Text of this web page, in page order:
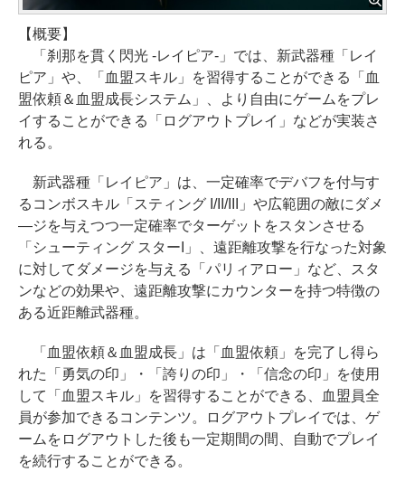
【概要】
「刹那を貫く閃光 -レイピア-」では、新武器種「レイ
ピア」や、「血盟スキル」を習得することができる「血
盟依頼＆血盟成長システム」、より自由にゲームをプレ
イすることができる「ログアウトプレイ」などが実装さ
れる。
新武器種「レイピア」は、一定確率でデバフを付与す
るコンボスキル「スティング I/II/III」や広範囲の敵にダメ
―ジを与えつつ一定確率でターゲットをスタンさせる
「シューティング スターI」、遠距離攻撃を行なった対象
に対してダメージを与える「パリィアロー」など、スタ
ンなどの効果や、遠距離攻撃にカウンターを持つ特徴の
ある近距離武器種。
「血盟依頼＆血盟成長」は「血盟依頼」を完了し得ら
れた「勇気の印」・「誇りの印」・「信念の印」を使用
して「血盟スキル」を習得することができる、血盟員全
員が参加できるコンテンツ。ログアウトプレイでは、ゲ
ームをログアウトした後も一定期間の間、自動でプレイ
を続行することができる。